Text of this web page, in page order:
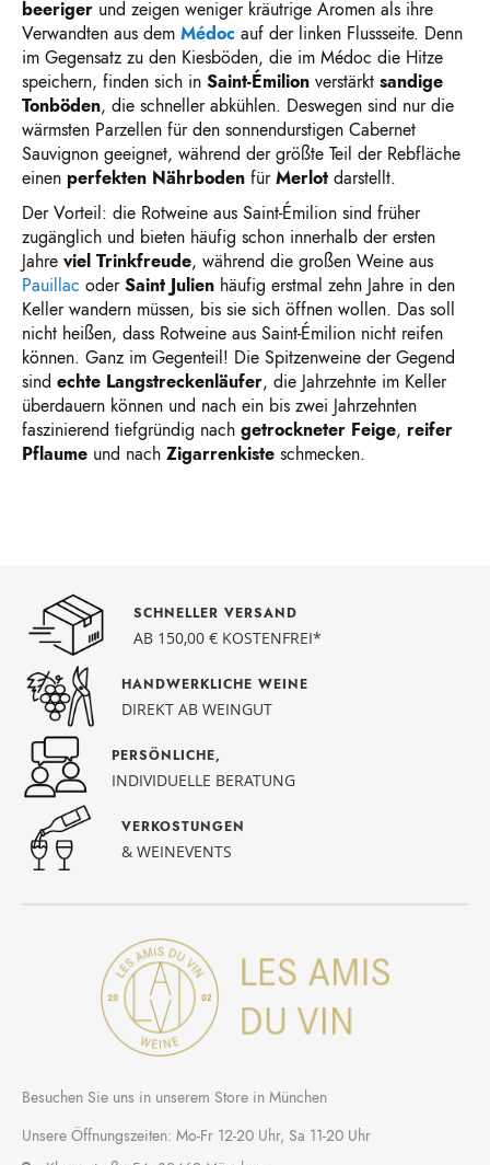
beeriger und zeigen weniger kräutrige Aromen als ihre
Verwandten aus dem Médoc auf der linken Flussseite. Denn
im Gegensatz zu den Kiesböden, die im Médoc die Hitze
speichern, finden sich in Saint-Émilion verstärkt sandige
Tonböden, die schneller abkühlen. Deswegen sind nur die
wärmsten Parzellen für den sonnendurstigen Cabernet
Sauvignon geeignet, während der größte Teil der Rebfläche
einen perfekten Nährboden fürMerlot darstellt.
Der Vorteil: die Rotweine aus Saint-Émilion sind früher
zugänglich und bieten häufig schon innerhalb der ersten
Jahre viel Trinkfreude, während die großen Weine aus
Pauillac oderSaint Julien häufig erstmal zehn Jahre in den
Keller wandern müssen, bis sie sich öffnen wollen. Das soll
nicht heißen, dass Rotweine aus Saint-Émilion nicht reifen
können. Ganz im Gegenteil! Die Spitzenweine der Gegend
sind echte Langstreckenläufer, die Jahrzehnte im Keller
überdauern können und nach ein bis zwei Jahrzehnten
faszinierend tiefgründig nach getrockneter Feige, reifer
Pflaume und nach Zigarrenkiste schmecken.
SCHNELLER VERSAND
AB 150,00 € KOSTENFREI*
HANDWERKLICHE WEINE
DIREKT AB WEINGUT
PERSÖNLICHE,
INDIVIDUELLE BERATUNG
VERKOSTUNGEN
& WEINEVENTS
Besuchen Sie uns in unserem Store in München
Unsere Öffnungszeiten: Mo-Fr 12-20 Uhr, Sa 11-20 Uhr